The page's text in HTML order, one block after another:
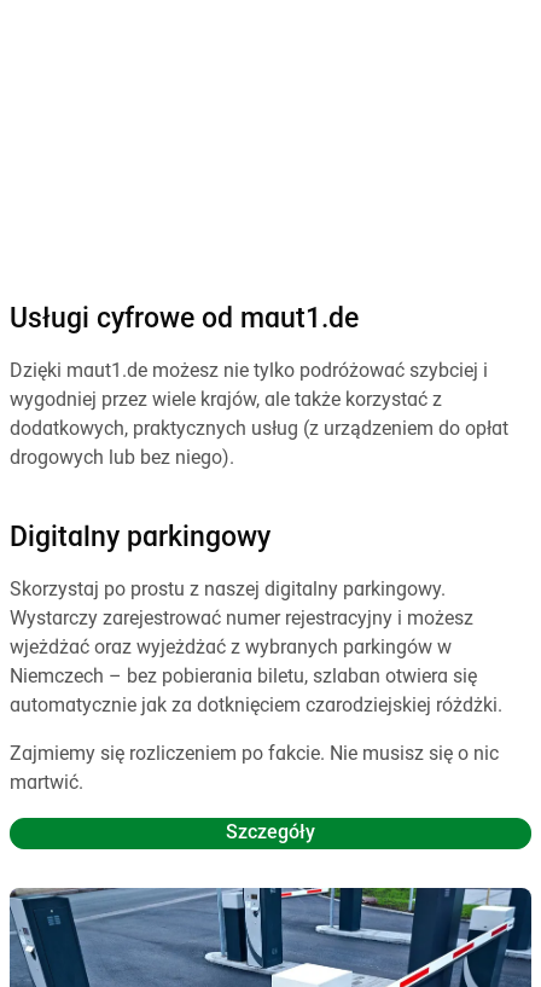
Usługi cyfrowe od maut1.de
Dzięki maut1.de możesz nie tylko podróżować szybciej i
wygodniej przez wiele krajów, ale także korzystać z
dodatkowych, praktycznych usług (z urządzeniem do opłat
drogowych lub bez niego).
Digitalny parkingowy
Skorzystaj po prostu z naszej digitalny parkingowy.
Wystarczy zarejestrować numer rejestracyjny i możesz
wjeżdżać oraz wyjeżdżać z wybranych parkingów w
Niemczech – bez pobierania biletu, szlaban otwiera się
automatycznie jak za dotknięciem czarodziejskiej różdżki.
Zajmiemy się rozliczeniem po fakcie. Nie musisz się o nic
martwić.
Szczegóły